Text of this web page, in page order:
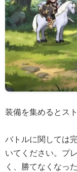
装備を集めるとス
バトルに関しては
いてください。プ
く、勝てなくなっ